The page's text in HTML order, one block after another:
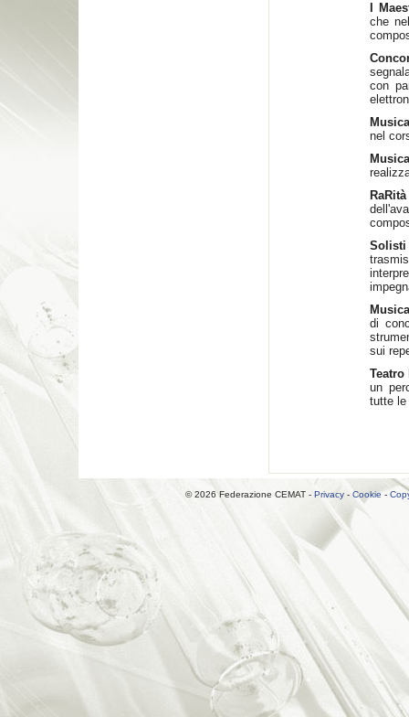
I
che
con
nel
RaRità
di
sui
Teatro
un
tutte le
© 2026 Federazione CEMAT - Privacy - Cookie -